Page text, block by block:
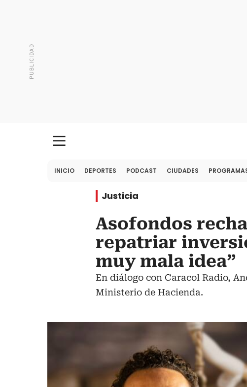
INICIO DEPORTES PODCAST CIUDADES
Justicia
Asofondos
repatriar
muy mala idea”
En diálogo con Caracol Radio,
Ministerio de Hacienda.